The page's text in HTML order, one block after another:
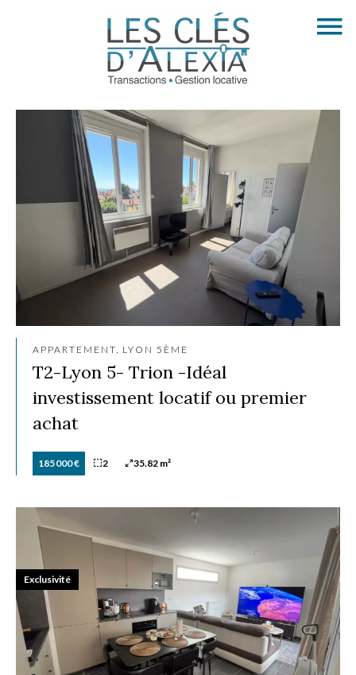
APPARTEMENT, LYON 5ÈME
T2-Lyon 5- Trion -Idéal
investissement locatif ou premier
achat
185 000 € 2 35.82 m²
Exclusivité